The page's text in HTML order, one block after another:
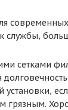
службы,
сетками
грязным.